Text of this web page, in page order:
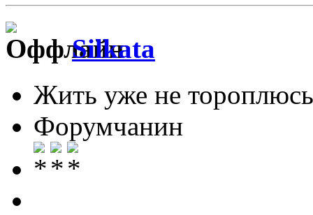
Silkata
Жить уже не
Форумчанин